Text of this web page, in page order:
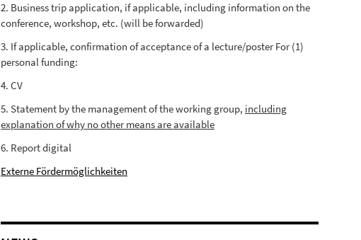
2. Business trip application, if applicable, including information on the
conference, workshop, etc. (will be forwarded)
3. If applicable, confirmation of acceptance of a lecture/poster For (1)
personal funding:
4. CV
5. Statement by the management of the working group, including
explanation of why no other means are available
6. Report digital
Externe Fördermöglichkeiten